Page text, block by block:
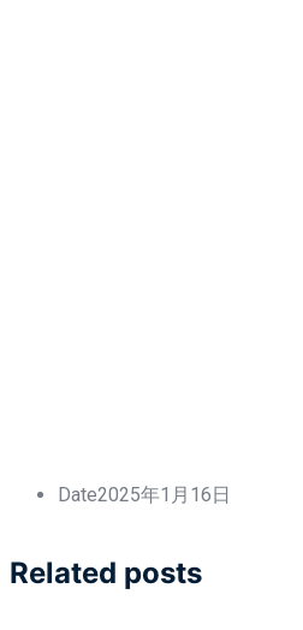
Date2025年1月16日
Related posts